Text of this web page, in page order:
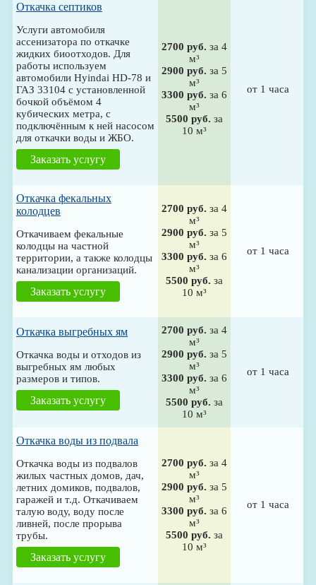
Откачка септиков
Услуги автомобиля
ассенизатора по откачке
жидких биоотходов. Для
работы используем
автомобили Hyindai HD-78 и
ГАЗ 33104 с установленной
бочкой объёмом 4
кубических метра, с
подключённым к ней насосом
для откачки воды и ЖБО.
Заказать услугу
2700 руб. за 4
м³
2900 руб. за 5
м³
3300 руб. за 6
м³
5500 руб. за
10 м³
от 1 часа
Откачка фекальных
колодцев
Откачиваем фекальные
колодцы на частной
территории, а также колодцы
канализации организаций.
Заказать услугу
2700 руб. за 4
м³
2900 руб. за 5
м³
3300 руб. за 6
м³
5500 руб. за
10 м³
от 1 часа
Откачка выгребных ям
Откачка воды и отходов из
выгребных ям любых
размеров и типов.
Заказать услугу
2700 руб. за 4
м³
2900 руб. за 5
м³
3300 руб. за 6
м³
5500 руб. за
10 м³
от 1 часа
Откачка воды из подвала
Откачка воды из подвалов
жилых частных домов, дач,
летних домиков, подвалов,
гаражей и т.д. Откачиваем
талую воду, воду после
ливней, после прорыва
трубы.
Заказать услугу
2700 руб. за 4
м³
2900 руб. за 5
м³
3300 руб. за 6
м³
5500 руб. за
10 м³
от 1 часа